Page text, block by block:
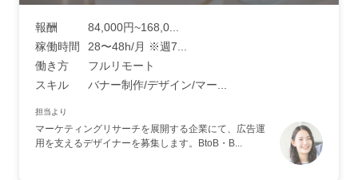
報酬
84,000円~168,0...
稼働時間
28〜48h/月 ※週7...
働き方
フルリモート
スキル
バナー制作/デザイン/マー...
担当より
マーケティングリサーチを展開する企業にて、広告運
用を支えるデザイナーを募集します。BtoB・B...